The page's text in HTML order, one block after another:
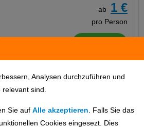
Analysen durchzuführen und
sind.
Sie auf Alle akzeptieren . Falls Sie das
Cookies eingesezt. Dies
ab
1 €
pro Person
Hotel merken
7 Tage